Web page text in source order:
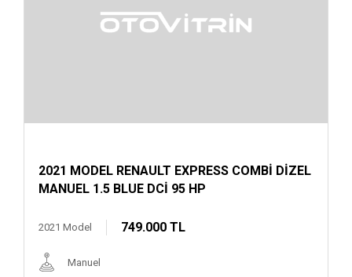
2021 MODEL RENAULT EXPRESS COMBİ DİZEL
MANUEL 1.5 BLUE DCİ 95 HP
2021 Model 749.000 TL
Manuel